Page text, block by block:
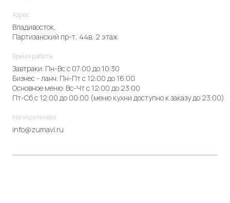
Адрес
Владивосток,
Партизанский пр-т, 44в, 2 этаж
Время работы
Завтраки: Пн-Вс с 07:00 до 10:30
Бизнес - ланч: Пн-Пт с 12:00 до 16:00
Основное меню: Вс-Чт с 12:00 до 23:00
Пт-Сб с 12:00 до 00:00 (меню кухни доступно к заказу до 23:00)
Напишите нам
info@zumavl.ru